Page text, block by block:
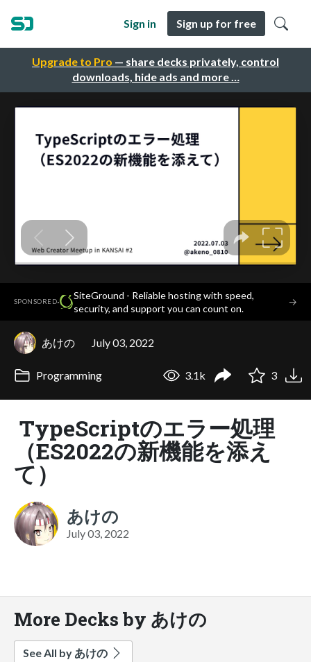
Upgrade to Pro — share decks privately, control
downloads, hide ads and more …
Sign in Sign up for free
SPONSORED·
SiteGround - Reliable hosting with speed,
security, and support you can count on.
→
あけの July 03, 2022
Programming 3.1k 3
TypeScriptのエラー処理
（ES2022の新機能を添え
て）
あけの
July 03, 2022
More Decks by あけの
See All by あけの